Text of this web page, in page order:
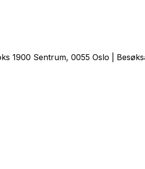
1900 Sentrum, 0055 Oslo |